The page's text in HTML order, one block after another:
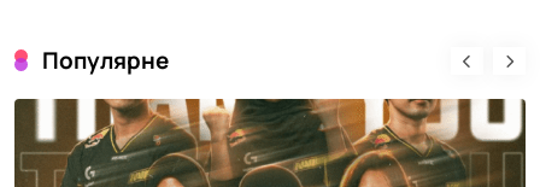
Популярне